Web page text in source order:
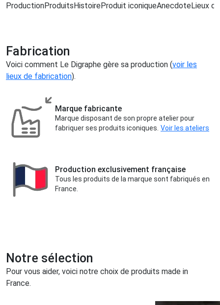
ProductionProduitsHistoireProduit iconiqueAnecdoteLieux
Fabrication
Voici comment Le Digraphe gère sa production (voir les
lieux de fabrication).
Marque fabricante
Marque disposant de son propre atelier pour
fabriquer ses produits iconiques. Voir les ateliers
Production exclusivement française
Tous les produits de la marque sont fabriqués en
France.
Notre sélection
Pour vous aider, voici notre choix de produits made in
France.